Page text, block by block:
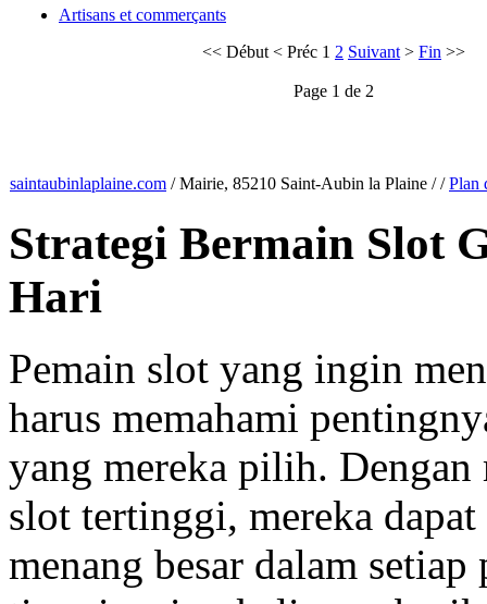
Artisans et commerçants
<< Début < Préc 1 2 Suivant > Fin >>
Page 1 de 2
saintaubinlaplaine.com / Mairie, 85210 Saint-Aubin la Plaine / / Plan
Strategi Bermain Slot
Hari
Pemain slot yang ingin
harus memahami
yang mereka pilih.
slot tertinggi, mereka
menang besar dalam